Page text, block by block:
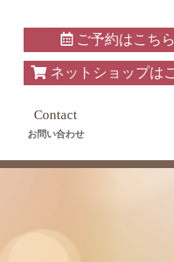
ご予約はこちら
ネットショップは
Contact
お問い合わせ